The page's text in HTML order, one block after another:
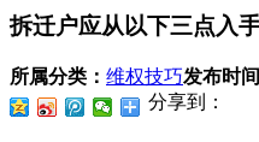
拆迁户应从以下三点入
所属分类： 维权技巧发布时间
分享到：